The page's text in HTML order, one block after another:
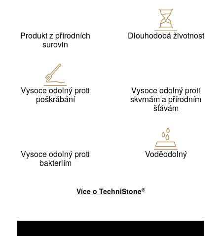
Produkt z přírodních
surovin
Dlouhodobá životnost
Vysoce odolný proti
poškrábání
Vysoce odolný proti
skvrnám a přírodním
šťávám
Vysoce odolný proti
bakteriím
Voděodolný
Více o TechniStone®